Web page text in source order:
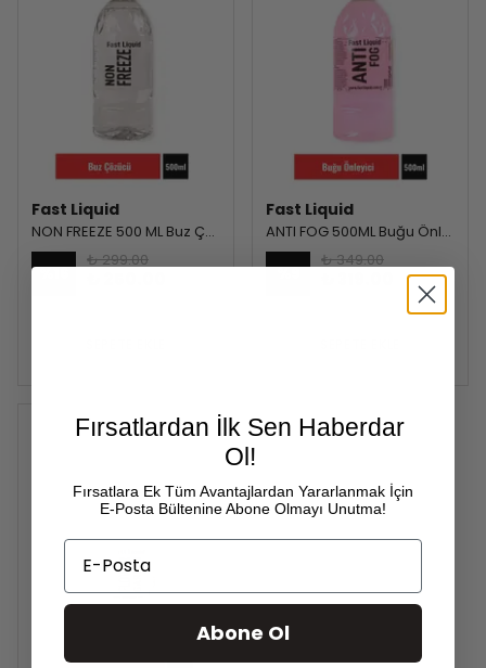
Fast Liquid
NON FREEZE 500 ML Buz Çözücü
%16
₺ 299.00
Fast Liquid
ANTI FOG 500ML Buğu Önleyici
%9
₺ 349.00
Fırsatlardan İlk Sen Haberdar
Ol!
Fırsatlara Ek Tüm Avantajlardan Yararlanmak İçin
E-Posta Bültenine Abone Olmayı Unutma!
Email
Abone Ol